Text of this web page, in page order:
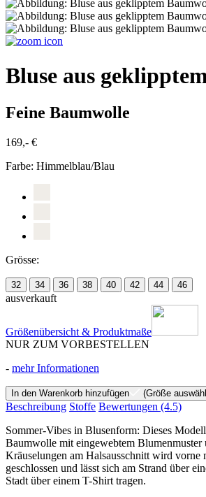
Bluse aus
Feine Baumwolle
169,- €
Farbe: Himmelblau/Blau
Grösse:
32 34 36 38 40 42 44 46
ausverkauft
Größenübersicht & Produktmaße
NUR ZUM VORBESTELLEN
- mehr Informationen
In den Warenkorb hinzufügen (Größe
Beschreibung Stoffe Bewertungen (4.5)
Sommer-Vibes in Blusenform: Dieses
Baumwolle mit eingewebtem Blumenmuster
Kräuselungen am Halsausschnitt wird vorne
geschlossen und lässt sich am Strand über
Stadt über einem T-Shirt tragen.